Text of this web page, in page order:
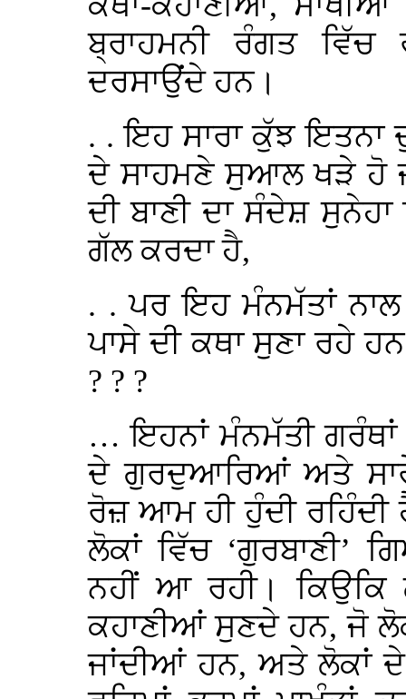
ਬ੍ਰਾਹਮਨੀ ਰੰਗਤ
ਦਰਸਾਉਂਦੇ ਹਨ।
. . ਇਹ ਸਾਰਾ ਕੁੱਝ ਇਤਨਾ
ਦੇ ਸਾਹਮਣੇ ਸੁਆਲ ਖੜੇ ਹੋ
ਦੀ ਬਾਣੀ ਦਾ ਸੰਦੇਸ਼
ਗੱਲ ਕਰਦਾ ਹੈ,
. . ਪਰ ਇਹ ਮੰਨਮੱਤਾਂ
ਪਾਸੇ ਦੀ ਕਥਾ ਸੁਣਾ ਰਹੇ
? ? ?
… ਇਹਨਾਂ ਮੰਨਮੱਤੀ
ਦੇ ਗੁਰਦੁਆਰਿਆਂ ਅਤੇ
ਰੋਜ਼ ਆਮ ਹੀ ਹੁੰਦੀ
ਲੋਕਾਂ ਵਿੱਚ ‘ਗੁਰਬਾਣੀ’
ਨਹੀਂ ਆ ਰਹੀ। ਕਿਉਕਿ
ਕਹਾਣੀਆਂ ਸੁਣਦੇ ਹਨ, ਜੋ
ਜਾਂਦੀਆਂ ਹਨ, ਅਤੇ ਲੋਕਾਂ ਦੇ